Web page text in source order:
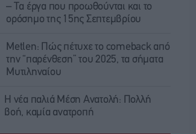
– Τα έργα που προωθούνται και το
ορόσημο της 15ης Σεπτεμβρίου
Metlen: Πώς πέτυχε το comeback από
την “παρένθεση” του 2025, τα σήματα
Μυτιληναίου
Η νέα παλιά Μέση Ανατολή: Πολλή
βοή, καμία ανατροπή